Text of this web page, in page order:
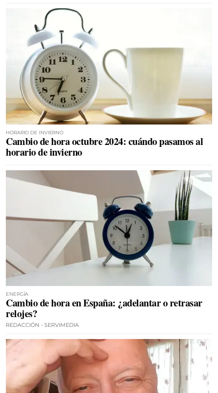
HORARIO DE INVIERNO
Cambio de hora octubre 2024: cuándo pasamos al
horario de invierno
ENERGÍA
Cambio de hora en España: ¿adelantar o retrasar
relojes?
REDACCIÓN - SERVIMEDIA